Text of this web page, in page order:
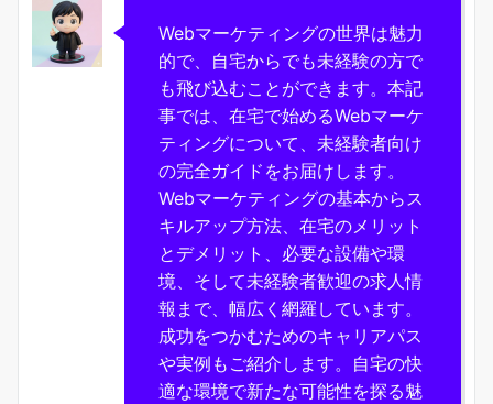
Webマーケティングの世界は魅力
的で、自宅からでも未経験の方で
も飛び込むことができます。本記
事では、在宅で始めるWebマーケ
ティングについて、未経験者向け
の完全ガイドをお届けします。
Webマーケティングの基本からス
キルアップ方法、在宅のメリット
とデメリット、必要な設備や環
境、そして未経験者歓迎の求人情
報まで、幅広く網羅しています。
成功をつかむためのキャリアパス
や実例もご紹介します。自宅の快
適な環境で新たな可能性を探る魅